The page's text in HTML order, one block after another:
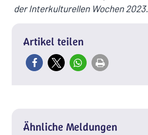
der Interkulturellen Wochen 2023.
Artikel teilen
Ähnliche Meldungen